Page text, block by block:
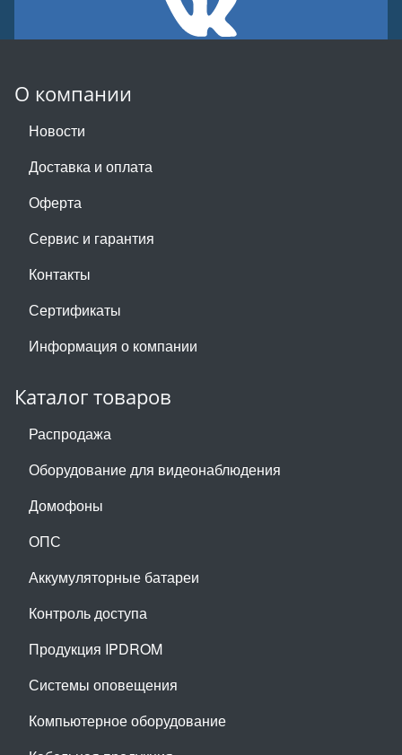
О компании
Новости
Доставка и оплата
Оферта
Сервис и гарантия
Контакты
Сертификаты
Информация о компании
Каталог товаров
Распродажа
Оборудование для видеонаблюдения
Домофоны
ОПС
Аккумуляторные батареи
Контроль доступа
Продукция IPDROM
Системы оповещения
Компьютерное оборудование